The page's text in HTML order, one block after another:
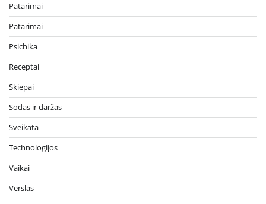
Patarimai
Patarimai
Psichika
Receptai
Skiepai
Sodas ir daržas
Sveikata
Technologijos
Vaikai
Verslas